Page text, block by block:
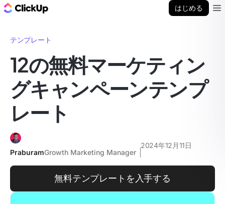
はじめる
テンプレート
12の無料マーケティン
グキャンペーンテンプ
レート
PraburamGrowth Marketing Manager
2024年12月11日
無料テンプレートを入手する